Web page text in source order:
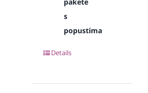
s
popustima
Details